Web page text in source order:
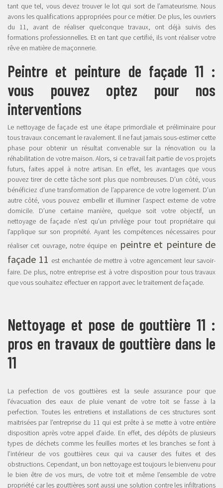
tant que tel, vous devez trouver le lot qui sort de l’amateurisme. Nous
avons les qualifications appropriées pour ce métier. De plus, les ouvriers
du 11, avant de réaliser quelconque travaux, ont déjà suivis des
formations professionnelles. Et en tant que certifié, ils vont réaliser votre
rêve en matière de maçonnerie.
Peintre et peinture de façade 11 :
vous pouvez optez pour nos
interventions
Le nettoyage de façade est une étape primordiale et préliminaire pour
tous travaux concernant le ravalement. Il ne faut jamais sous-estimer cette
phase pour obtenir un résultat convenable sur la rénovation ou la
réhabilitation de votre maison. Alors, si ce travail fait partie de vos projets
futurs, faites appel à notre artisan. En effet, les avantages que vous
pouvez tirer de cette tâche sont plus que nombreuses. D’un côté, vous
bénéficiez d’une transformation de l’apparence de votre logement. D’un
autre côté, vous pouvez embellir et illuminer l’aspect externe de votre
domicile. D’une certaine manière, quelque soit votre objectif, un
nettoyage de façade n’est qu’un privilège pour tout propriétaire qui
l’applique sur son propriété. Ayant les compétences nécessaires pour
réaliser cet ouvrage, notre équipe en peintre et peinture de
façade 11 est enchantée de mettre à votre agencement leur savoir-
faire. De plus, notre entreprise est à votre disposition pour tous travaux
que vous souhaitez effectuer en rapport avec le traitement de façade.
Nettoyage et pose de gouttière 11 :
pros en travaux de gouttière dans le
11
La perfection de vos gouttières est la seule assurance pour que
l’évacuation des eaux de pluie venant de votre toit se fasse à la
perfection. Toutes les entretiens et installations de ces structures sont
maitrisées par l’entreprise du 11 qui est prête à se mette à votre entière
disposition après votre appel d’aide. En effet, des dépôts de plusieurs
types de déchets comme les feuilles mortes et les branches se font à
l’intérieur de vos gouttières ceux qui va causer des fuites et des
obstructions. Cependant, un bon nettoyage est toujours le bienvenu pour
le bien être de vos murs, de votre toit et même l’ensemble de votre
propriété car les gouttières sont aussi une solution contre les infiltrations